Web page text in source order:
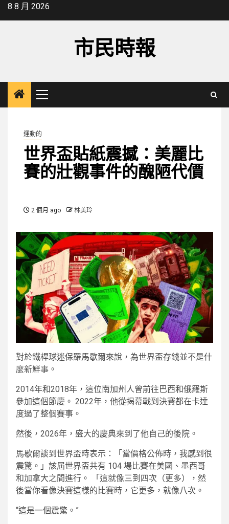
Skip8 8 月 2026
市民時報
Primary
Menu
運動的
世界盃貼紙震撼：美麗比
賽的壯觀事件的醜陋代價
2 個月 ago 林美玲
對於鐵桿球迷保羅馬歇爾來說，為世界盃存錢並不是什
麼新鮮事。
2014年和2018年，這位南加州人曾前往巴西和俄羅斯
參加這個節慶。 2022年，他從揭幕戰到決賽都在卡達
度過了整個賽事。
然後，2026年，盛大的慶典來到了他自己的後院。
馬歇爾談到世界盃時表示：「當價格公佈時，我感到很
震驚。」該屆世界盃共有 104 場比賽在美國、墨西哥
和加拿大之間進行。 「這就像三到四次（更多），然
後當你看像決賽這樣的比賽時，它更多，就像八次。
“這是一個震驚。”